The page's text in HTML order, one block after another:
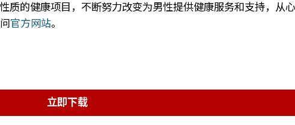
的健康项目，不断努力改变为男性提供健康服务和支持，从
官方网站。
立即下载